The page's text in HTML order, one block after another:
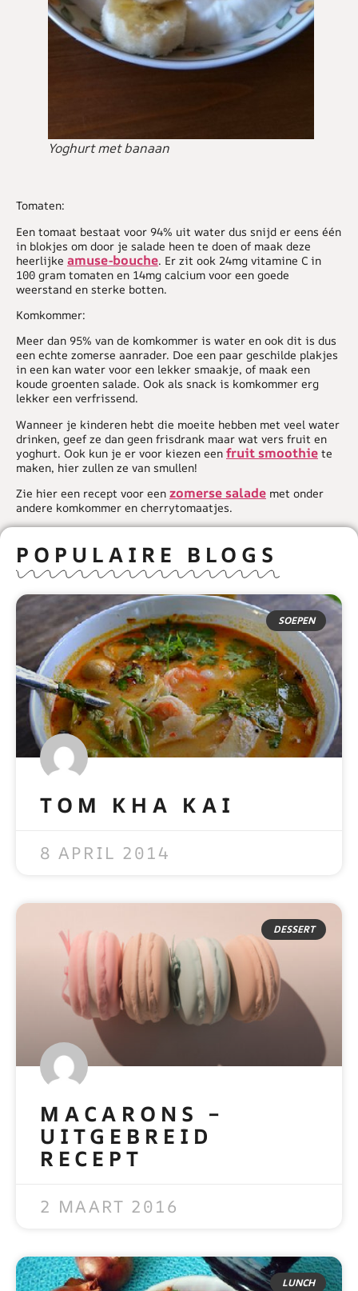
Yoghurt met banaan
Tomaten:
Een tomaat bestaat voor 94% uit water dus snijd er eens één
in blokjes om door je salade heen te doen of maak deze
heerlijke amuse-bouche. Er zit ook 24mg vitamine C in
100 gram tomaten en 14mg calcium voor een goede
weerstand en sterke botten.
Komkommer:
Meer dan 95% van de komkommer is water en ook dit is dus
een echte zomerse aanrader. Doe een paar geschilde plakjes
in een kan water voor een lekker smaakje, of maak een
koude groenten salade. Ook als snack is komkommer erg
lekker een verfrissend.
Wanneer je kinderen hebt die moeite hebben met veel water
drinken, geef ze dan geen frisdrank maar wat vers fruit en
yoghurt. Ook kun je er voor kiezen een fruit smoothie te
maken, hier zullen ze van smullen!
Zie hier een recept voor een zomerse salade met onder
andere komkommer en cherrytomaatjes.
POPULAIRE BLOGS
SOEPEN
TOM KHA KAI
8 APRIL 2014
DESSERT
MACARONS –
UITGEBREID
RECEPT
2 MAART 2016
LUNCH